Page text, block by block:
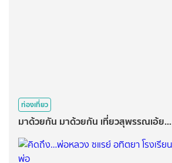
ท่องเที่ยว
มาด้วยกัน มาด้วยกัน เที่ยวสุพรรณเอ้ย...